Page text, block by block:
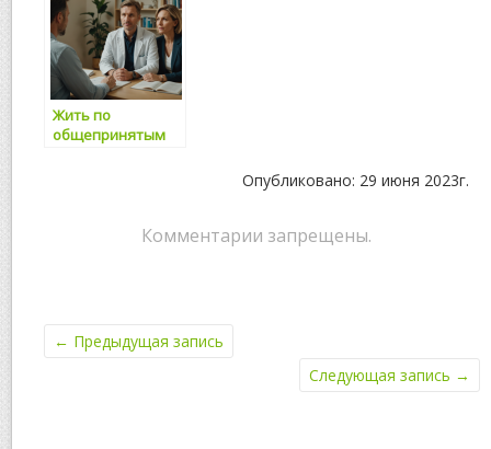
Жить по
общепринятым
Опубликовано: 29 июня 2023г.
Комментарии запрещены.
← Предыдущая запись
Следующая запись →